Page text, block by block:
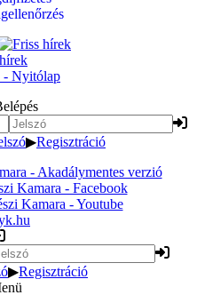
▶Regisztráció
▶Regisztráció